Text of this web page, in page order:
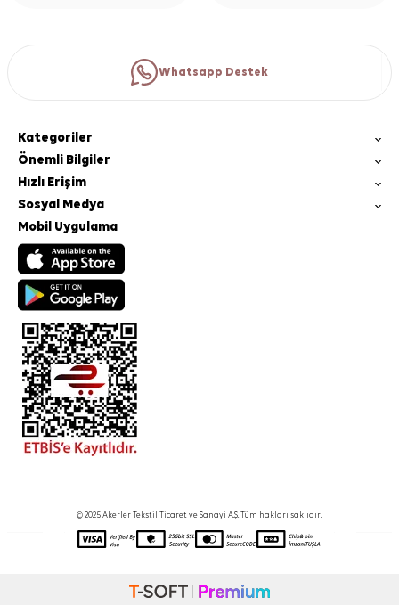
Whatsapp Destek
Kategoriler
Önemli Bilgiler
Hızlı Erişim
Sosyal Medya
Mobil Uygulama
© 2025 Akerler Tekstil Ticaret ve Sanayi A.Ş. Tüm hakları saklıdır.